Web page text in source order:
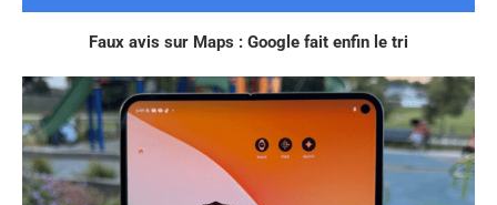
Faux avis sur Maps : Google fait enfin le tri